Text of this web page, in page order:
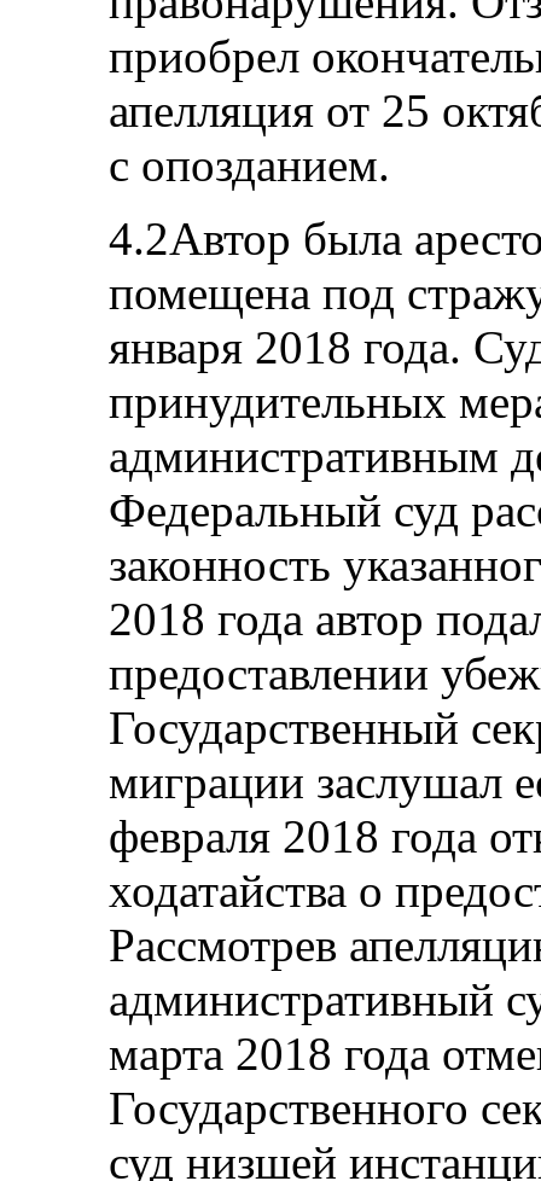
приобрел
апелляция от 25
с опозданием.
4.2Автор была
помещена под
января 2018 года.
принудительных
административным
Федеральный суд
законность
2018 года автор
предоставлении
Государственный
миграции заслушал
февраля 2018 года
ходатайства о
Рассмотрев
административный
марта 2018 года
Государственного
суд низшей